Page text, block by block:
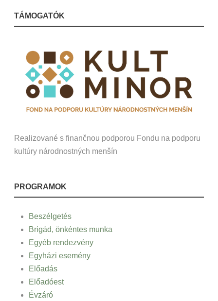
TÁMOGATÓK
Realizované s finančnou podporou Fondu na podporu
kultúry národnostných menšín
PROGRAMOK
Beszélgetés
Brigád, önkéntes munka
Egyéb rendezvény
Egyházi esemény
Előadás
Előadóest
Évzáró